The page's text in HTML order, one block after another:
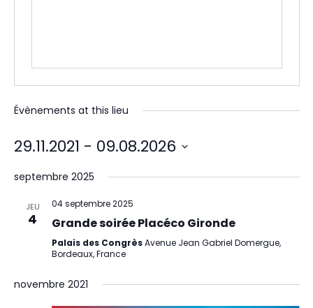
Évènements at this lieu
29.11.2021 - 09.08.2026
une
date.
septembre 2025
JEU
4
04 septembre 2025
Grande soirée Placéco Gironde
Palais des CongrèsAvenue Jean Gabriel Domergue,
Bordeaux, France
novembre 2021